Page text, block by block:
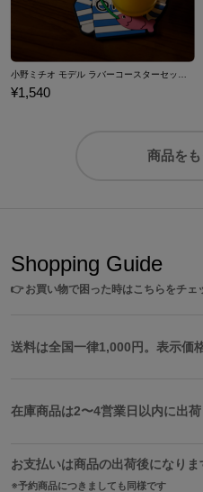
¥1,540
商品を
Shopping Guide
👉お買い物で困った時はこちらをチェ
送料は全国一律1,000円。表示価
在庫商品は2〜4営業日以内に出荷
お支払いは商品の出荷後になりま
予約商品につきましても同様です